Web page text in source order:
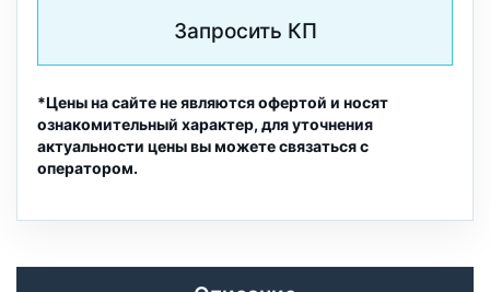
Запросить КП
*Цены на сайте не являются офертой и носят
ознакомительный характер, для уточнения
актуальности цены вы можете связаться с
оператором.